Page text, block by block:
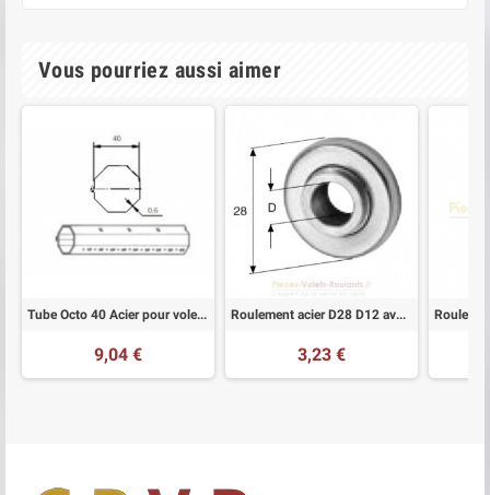
Vous pourriez aussi aimer
Tube Octo 40 Acier pour volet roulant sur mesure
9,04 €
Roulement acier D28 D12 avec épaulement
3,23 €